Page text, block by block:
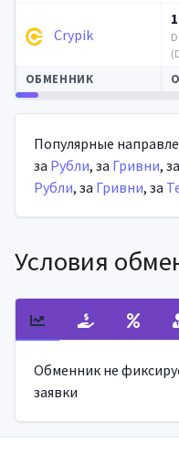
Crypik
1
ОБМЕННИК
Автообновление
Популярные
за Рубли, за Гривни, за
Рубли, за Гривни, за
Условия
Обменник не
заявки